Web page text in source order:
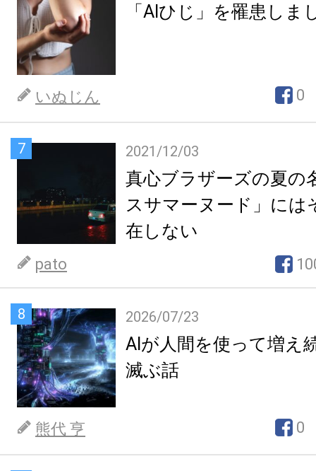
「AIひじ」を罹患しま
いぬじん 0
7 2021/12/03
真心ブラザーズの夏の
スサマーヌード」には
在しない
pato
8 2026/07/23
AIが人間を使って増え
滅ぶ話
熊代 亨 0